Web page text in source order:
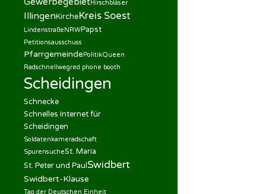
Hirschbläser
IllingenKircheKreis Soest
LindenstraßeNRWPapst
Petitionsausschuss
PfarrgemeindePolitikQueen
Radschnellwegred phone booth
Scheidingen
Schnecke
Schnelles Internet für
Scheidingen
Soldatenkameradschaft
SpurensucheSt. Maria
St. Peter und PaulSwidbert
Swidbert-Klause
Tag der Deutschen Einheit